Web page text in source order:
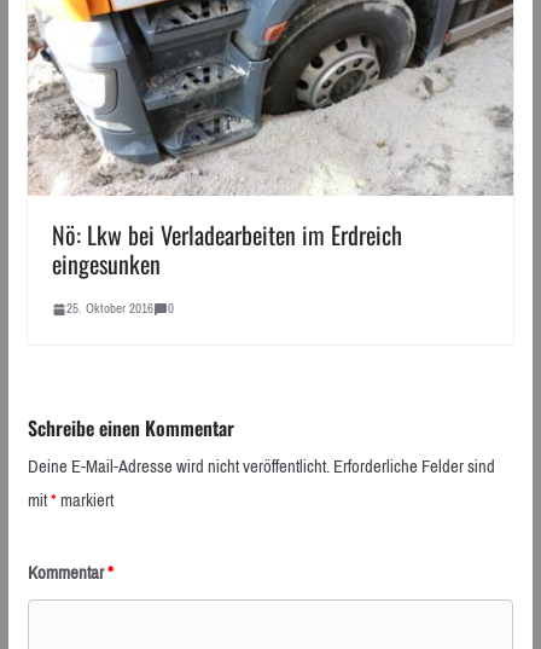
Nö: Lkw bei Verladearbeiten im Erdreich
eingesunken
25. Oktober 2016 0
Schreibe einen Kommentar
Deine E-Mail-Adresse wird nicht veröffentlicht.Erforderliche Felder sind
mit*markiert
Kommentar*